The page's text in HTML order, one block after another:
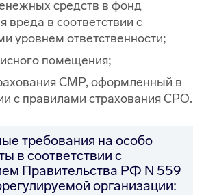
средств в фонд
вреда в соответствии с
уровнем ответственности;
помещения;
СМР, оформленный в
с правилами страхования СРО.
требования на особо
в соответствии с
Правительства РФ N 559
организации: